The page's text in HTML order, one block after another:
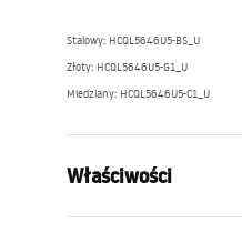
Stalowy: HCQL5646U5-BS_U
Złoty: HCQL5646U5-G1_U
Miedziany: HCQL5646U5-C1_U
Właściwości